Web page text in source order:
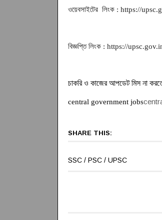
ওয়েবসাইটের লিংক : https://
বিজ্ঞপ্তি লিংক : https://
চাকরি ও কাজের আপডেট মিস না
central government jobs
SHARE THIS:
SSC / PSC / UPSC